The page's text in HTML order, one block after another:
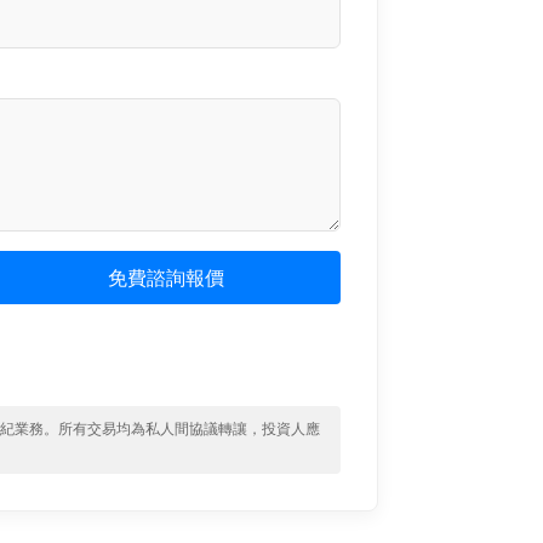
免費諮詢報價
業務。所有交易均為私人間協議轉讓，投資人應